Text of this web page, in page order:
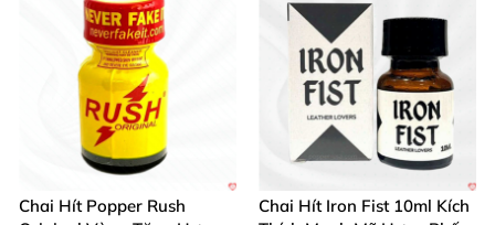
Popper PWD Avenger Neon Party Green 30ml hít kích thích
Chai Hít Popper Rush
Chai Hít Iron Fist 10ml Kích